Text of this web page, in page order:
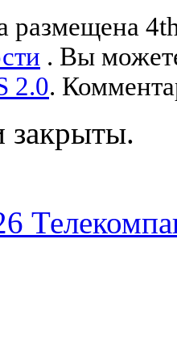
размещена
. Вы
2.0.
закрыты.